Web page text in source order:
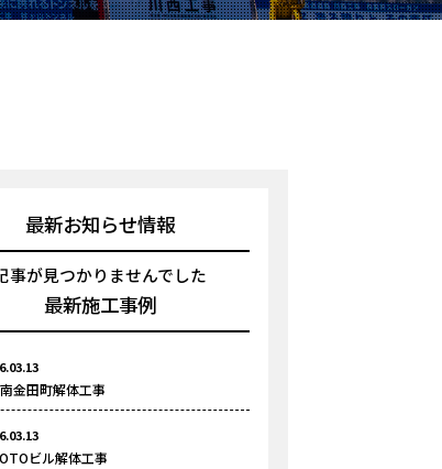
最新お知らせ情報
事が見つかりませんでした
最新施工事例
金田町解体工事
ビル解体工事